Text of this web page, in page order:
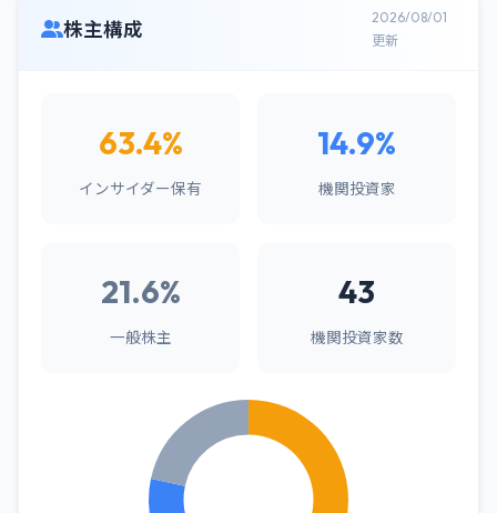
株主構成
2026/08/01
更新
63.4%
インサイダー保有
14.9%
機関投資家
21.6%
一般株主
43
機関投資家数